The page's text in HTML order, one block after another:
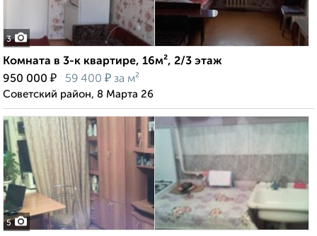
3
Комната в 3-к квартире, 16м², 2/3 этаж
950 000 ₽ 59 400 ₽ за м²
Советский район, 8 Марта 26
5